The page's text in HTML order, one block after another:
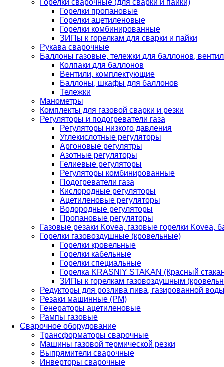
Горелки сварочные (для сварки и пайки)
Горелки пропановые
Горелки ацетиленовые
Горелки комбинированные
ЗИПы к горелкам для сварки и пайки
Рукава сварочные
Баллоны газовые, тележки для баллонов,
Колпаки для баллонов
Вентили, комплектующие
Баллоны, шкафы для баллонов
Тележки
Манометры
Комплекты для газовой сварки и резки
Регуляторы и подогреватели газа
Регуляторы низкого давления
Углекислотные регуляторы
Аргоновые регулятры
Азотные регуляторы
Гелиевые регуляторы
Регуляторы комбинированные
Подогреватели газа
Кислородные регуляторы
Ацетиленовые регуляторы
Водородные регуляторы
Пропановые регуляторы
Газовые резаки Kovea, газовые горелки Kovea,
Горелки газовоздушные (кровельные)
Горелки кровельные
Горелки кабельные
Горелки специальные
Горелка KRASNIY STAKAN (Красный
ЗИПы к горелкам газовоздушным
Редукторы для розлива пива, газированной
Резаки машинные (РМ)
Генераторы ацетиленовые
Рампы газовые
Сварочное оборудование
Трансформаторы сварочные
Машины газовой термической резки
Выпрямители сварочные
Инверторы сварочные